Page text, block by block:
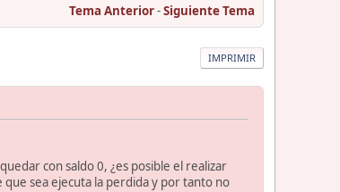
Tema Anterior-Siguiente Tema
IMPRIMIR
con saldo 0, ¿es posible el realizar
sea ejecuta la perdida y por tanto no